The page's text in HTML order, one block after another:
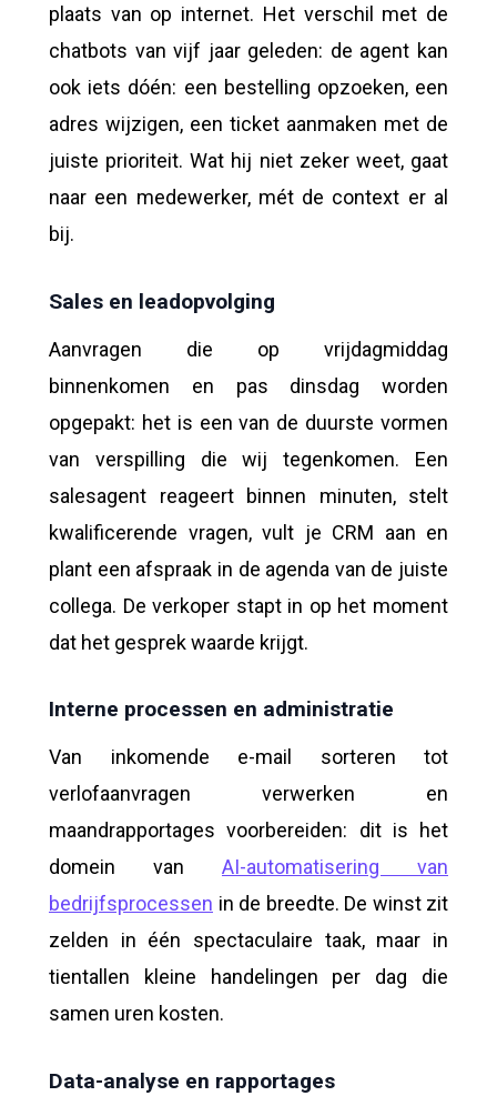
plaats van op internet. Het verschil met de
chatbots van vijf jaar geleden: de agent kan
ook iets dóén: een bestelling opzoeken, een
adres wijzigen, een ticket aanmaken met de
juiste prioriteit. Wat hij niet zeker weet, gaat
naar een medewerker, mét de context er al
bij.
Sales en leadopvolging
Aanvragen die op vrijdagmiddag
binnenkomen en pas dinsdag worden
opgepakt: het is een van de duurste vormen
van verspilling die wij tegenkomen. Een
salesagent reageert binnen minuten, stelt
kwalificerende vragen, vult je CRM aan en
plant een afspraak in de agenda van de juiste
collega. De verkoper stapt in op het moment
dat het gesprek waarde krijgt.
Interne processen en administratie
Van inkomende e-mail sorteren tot
verlofaanvragen verwerken en
maandrapportages voorbereiden: dit is het
domein van AI-automatisering van
bedrijfsprocessen in de breedte. De winst zit
zelden in één spectaculaire taak, maar in
tientallen kleine handelingen per dag die
samen uren kosten.
Data-analyse en rapportages